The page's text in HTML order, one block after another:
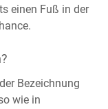
einen Fuß in der
Bezeichnung
wie in